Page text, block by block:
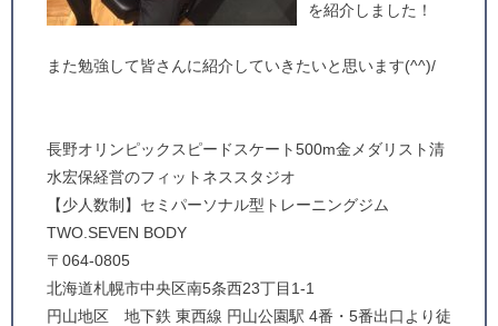
を紹介しました！
また勉強して皆さんに紹介していきたいと思います(^^)/
長野オリンピックスピードスケート500m金メダリスト清
水宏保経営のフィットネススタジオ
【少人数制】セミパーソナル型トレーニングジム
TWO.SEVEN BODY
〒064-0805
北海道札幌市中央区南5条西23丁目1-1
円山地区 地下鉄 東西線 円山公園駅 4番・5番出口より徒